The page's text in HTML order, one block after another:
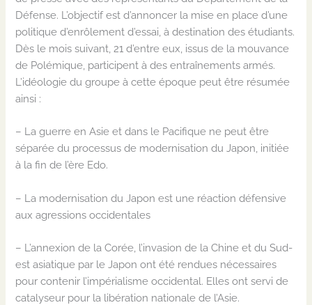
Défense. L’objectif est d’annoncer la mise en place d’une
politique d’enrôlement d’essai à destination des étudiants.
Dès le mois suivant, 21 d’entre eux, issus de la mouvance
de Polémique , participent à des entraînements armés.
L’idéologie du groupe à cette époque peut être résumée
ainsi :
– La guerreen Asie et dans le Pacifique ne peut être
séparée du processus de modernisation du Japon, initiée
à la fin de l’ère Edo.
– La modernisation du Japon est une réaction défensive
aux agressions occidentales
– L’annexion de la Corée, l’invasion de la Chine et du Sud-
est asiatique par le Japon ont été rendues nécessaires
pour contenir l’impérialisme occidental. Elles ont servi de
catalyseur pour la libération nationale de l’Asie.